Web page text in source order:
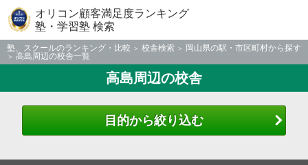
オリコン顧客満足度ランキング
塾・学習塾 検索
塾、スクールのランキング・比較 校舎検索
岡山県の駅・市区町村から探す
高島周辺の校舎一覧
高島周辺の校舎
目的から絞り込む